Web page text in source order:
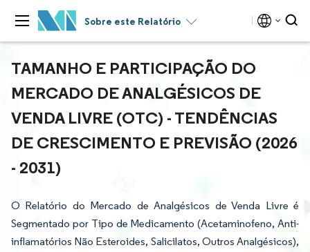
Sobre este Relatório
TAMANHO E PARTICIPAÇÃO DO
MERCADO DE ANALGÉSICOS DE
VENDA LIVRE (OTC) - TENDÊNCIAS
DE CRESCIMENTO E PREVISÃO (2026
- 2031)
O Relatório do Mercado de Analgésicos de Venda Livre é
Segmentado por Tipo de Medicamento (Acetaminofeno, Anti-
inflamatórios Não Esteroides, Salicilatos, Outros Analgésicos),